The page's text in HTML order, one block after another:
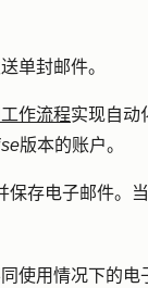
单封邮件。
作流程实现自动
版本的账户。
保存电子邮件。
使用情况下的电